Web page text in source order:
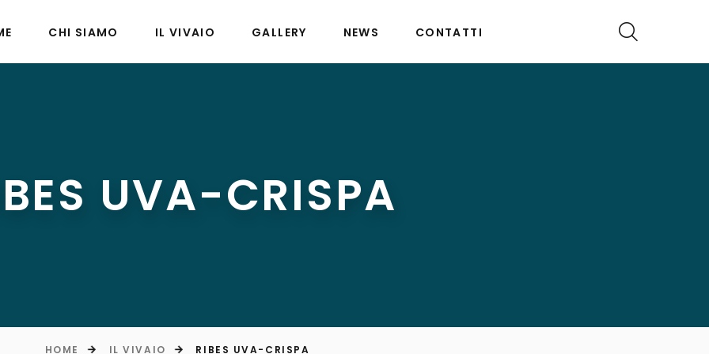
CHI SIAMO IL VIVAIO GALLERY NEWS CONTATTI
UVA-CRISPA
HOME IL VIVAIO RIBES UVA-CRISPA